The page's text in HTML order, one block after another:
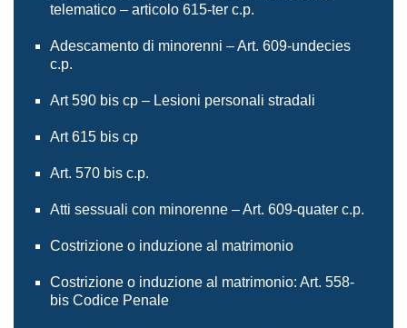
telematico – articolo 615-ter c.p.
Adescamento di minorenni – Art. 609-undecies
c.p.
Art 590 bis cp – Lesioni personali stradali
Art 615 bis cp
Art. 570 bis c.p.
Atti sessuali con minorenne – Art. 609-quater c.p.
Costrizione o induzione al matrimonio
Costrizione o induzione al matrimonio: Art. 558-
bis Codice Penale